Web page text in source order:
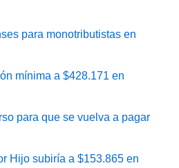
para monotributistas en
mínima a $428.171 en
para que se vuelva a pagar
Hijo subiría a $153.865 en